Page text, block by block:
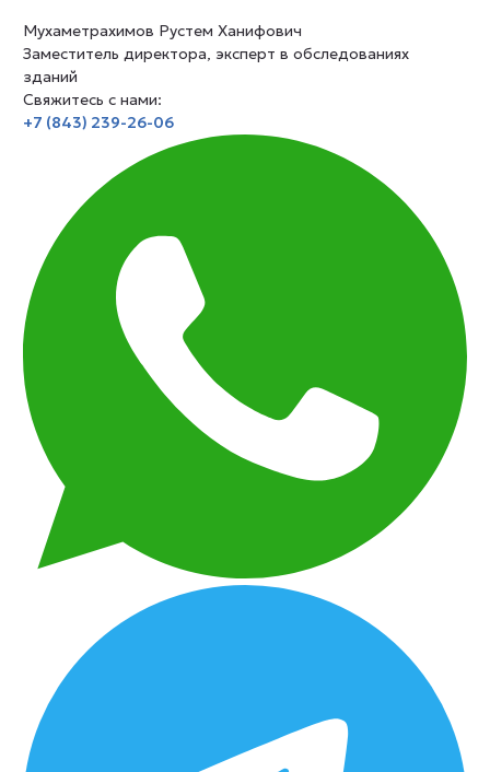
Мухаметрахимов Рустем Ханифович
Заместитель директора, эксперт в обследованиях
зданий
Свяжитесь с нами:
+7 (843) 239-26-06